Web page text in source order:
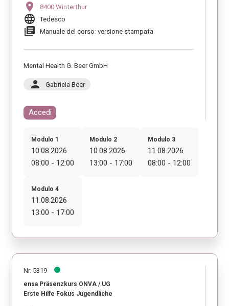
location_on 8400 Winterthur
language Tedesco
library_books Manuale del corso: versione stampata
Mental Health G. Beer GmbH
person Gabriela Beer
Accedi
Modulo 1
10.08.2026
08:00 - 12:00
Modulo 2
10.08.2026
13:00 - 17:00
Modulo 3
11.08.2026
08:00 - 12:00
Modulo 4
11.08.2026
13:00 - 17:00
Nr. 5319
ensa Präsenzkurs ONVA / UG
Erste Hilfe Fokus Jugendliche